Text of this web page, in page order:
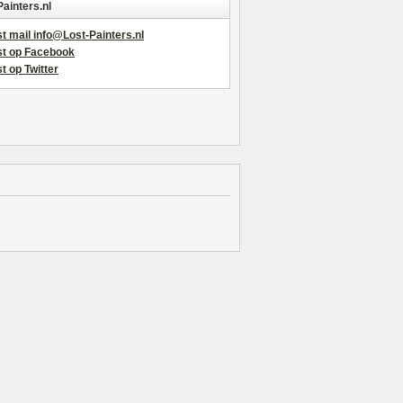
mail info@Lost-Painters.nl
op Facebook
op Twitter